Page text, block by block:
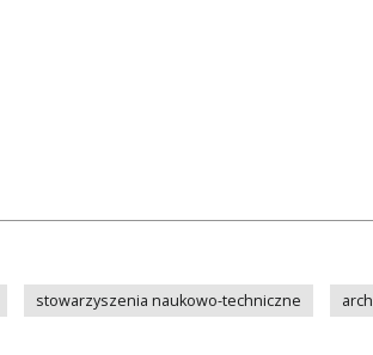
stowarzyszenia naukowo-techniczne